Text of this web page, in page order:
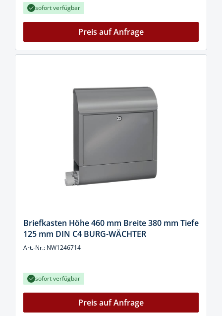
sofort verfügbar
Preis auf Anfrage
Briefkasten Höhe 460 mm Breite 380 mm Tiefe
125 mm DIN C4 BURG-WÄCHTER
Art.-Nr.: NW1246714
sofort verfügbar
Preis auf Anfrage